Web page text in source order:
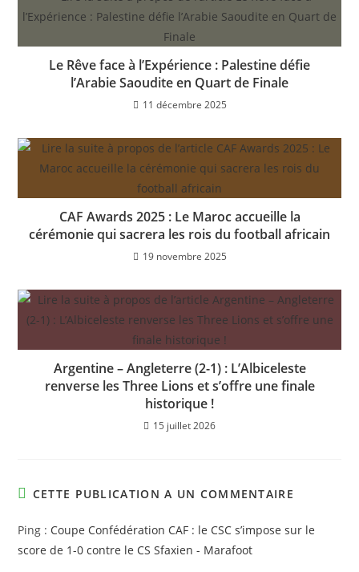
Le Rêve face à l’Expérience : Palestine défie
l’Arabie Saoudite en Quart de Finale
11 décembre 2025
CAF Awards 2025 : Le Maroc accueille la
cérémonie qui sacrera les rois du football africain
19 novembre 2025
Argentine – Angleterre (2-1) : L’Albiceleste
renverse les Three Lions et s’offre une finale
historique !
15 juillet 2026
CETTE PUBLICATION A UN COMMENTAIRE
Ping : Coupe Confédération CAF : le CSC s’impose sur le
score de 1-0 contre le CS Sfaxien - Marafoot